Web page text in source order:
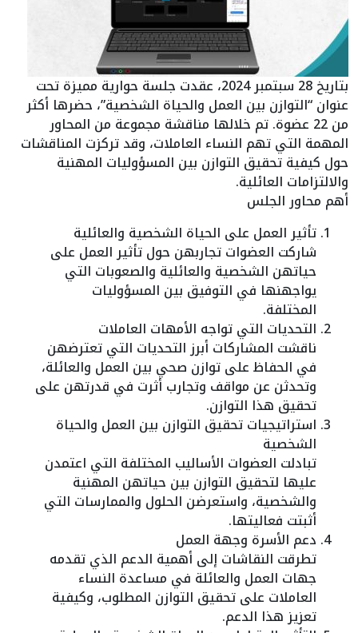
بتاريخ 28 سبتمبر 2024، عقدت جلسة حوارية مميزة تحت
عنوان “التوازن بين العمل والحياة الشخصية”، حضرها أكثر
من 22 عضوة. تم خلالها مناقشة مجموعة من المحاور
المهمة التي تهم النساء العاملات، وقد تركزت المناقشات
حول كيفية تحقيق التوازن بين المسؤوليات المهنية
والالتزامات العائلية.
أهم محاور الجلس
تأثير العمل على الحياة الشخصية والعائلية
شاركت العضوات تجاربهن حول تأثير العمل على
حياتهن الشخصية والعائلية والصعوبات التي
يواجهنها في التوفيق بين المسؤوليات
المختلفة.
التحديات التي تواجه الأمهات العاملات
ناقشت المشاركات أبرز التحديات التي تعترضهن
في الحفاظ على توازن صحي بين العمل والعائلة،
وتحدثن عن مواقف وتجارب أثرت في قدرتهن على
تحقيق هذا التوازن.
استراتيجيات تحقيق التوازن بين العمل والحياة
الشخصية
تبادلت العضوات الأساليب المختلفة التي اعتمدن
عليها لتحقيق التوازن بين حياتهن المهنية
والشخصية، واستعرضن الحلول والممارسات التي
أثبتت فعاليتها.
دعم الأسرة وجهة العمل
تطرقت النقاشات إلى أهمية الدعم الذي تقدمه
جهات العمل والعائلة في مساعدة النساء
العاملات على تحقيق التوازن المطلوب، وكيفية
تعزيز هذا الدعم.